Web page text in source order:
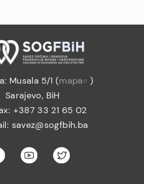
Musala 5/1 (mapa
)
Sarajevo, BiH
+387 33 21 65 02
savez@sogfbih.ba